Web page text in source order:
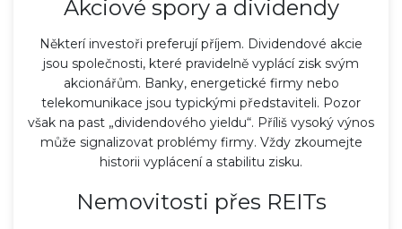
Akciové spory a dividendy
Některí investoři preferují příjem. Dividendové akcie
jsou společnosti, které pravidelně vyplácí zisk svým
akcionářům. Banky, energetické firmy nebo
telekomunikace jsou typickými představiteli. Pozor
však na past „dividendového yieldu“. Příliš vysoký výnos
může signalizovat problémy firmy. Vždy zkoumejte
historii vyplácení a stabilitu zisku.
Nemovitosti přes REITs